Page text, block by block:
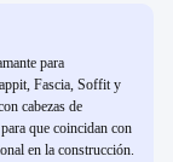
para
Fascia, Soffit y
cabezas de
que coincidan con
en la construcción.